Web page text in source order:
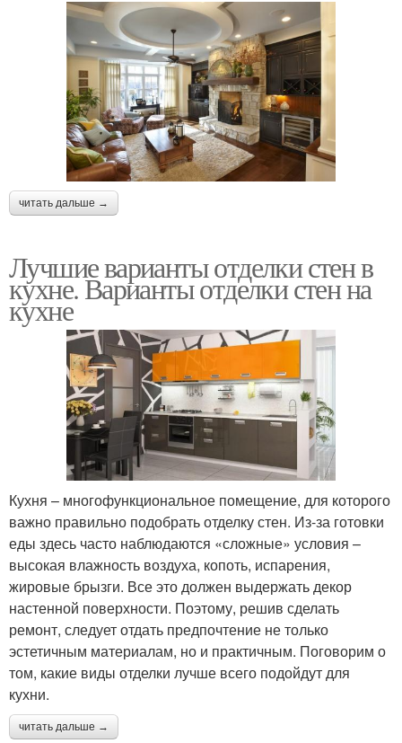
читать дальше →
Лучшие варианты отделки стен в
кухне. Варианты отделки стен на
кухне
Кухня – многофункциональное помещение, для которого
важно правильно подобрать отделку стен. Из-за готовки
еды здесь часто наблюдаются «сложные» условия –
высокая влажность воздуха, копоть, испарения,
жировые брызги. Все это должен выдержать декор
настенной поверхности. Поэтому, решив сделать
ремонт, следует отдать предпочтение не только
эстетичным материалам, но и практичным. Поговорим о
том, какие виды отделки лучше всего подойдут для
кухни.
читать дальше →